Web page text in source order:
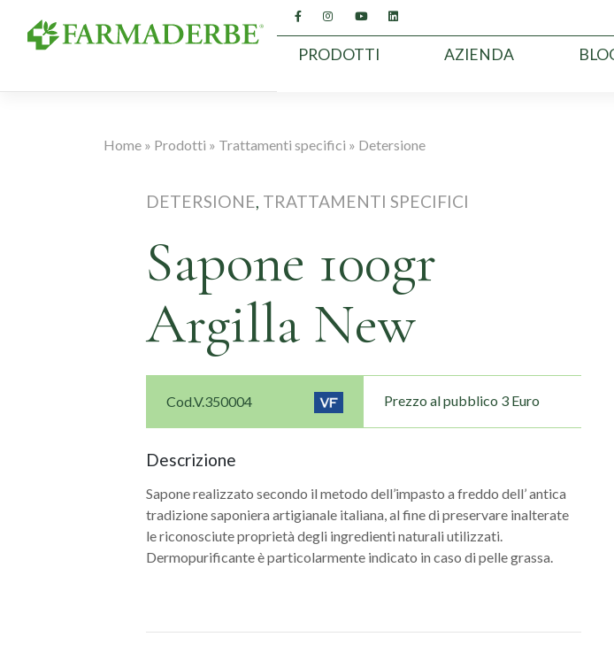
contenuto
PRODOTTI AZIENDA
Home » Prodotti » Trattamenti specifici » Detersione
DETERSIONE, TRATTAMENTI SPECIFICI
Sapone 100gr
Argilla New
Cod.V.350004 Prezzo al pubblico 3 Euro
Descrizione
Sapone realizzato secondo il metodo dell’impasto a freddo dell’ antica
tradizione saponiera artigianale italiana, al fine di preservare inalterate
le riconosciute proprietà degli ingredienti naturali utilizzati.
Dermopurificante è particolarmente indicato in caso di pelle grassa.
Navigazione